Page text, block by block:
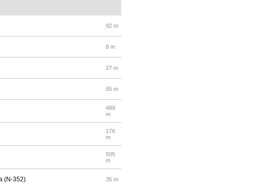
92 m
8 m
27 m
65 m
489
m
176
m
505
m
(N-352) 35 m